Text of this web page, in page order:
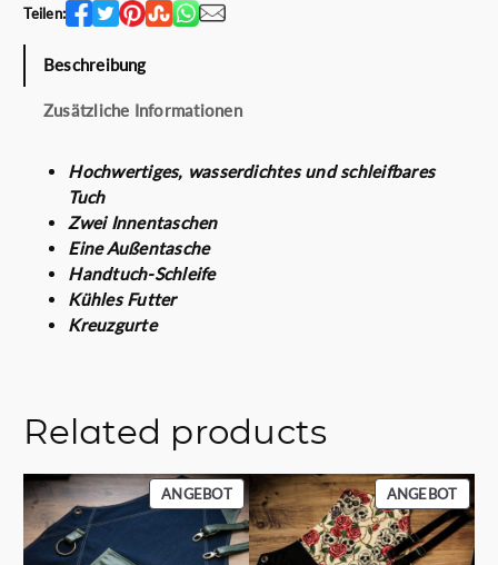
0
Teilen:
Beschreibung
Zusätzliche Informationen
Hochwertiges, wasserdichtes und schleifbares
Tuch
Zwei Innentaschen
Eine Außentasche
Handtuch-Schleife
Kühles Futter
Kreuzgurte
Related products
ANGEBOTPRODUKT
IM
ANGEBOT
ANGEBOT
IM